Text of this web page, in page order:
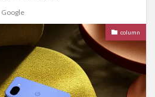
Google
column